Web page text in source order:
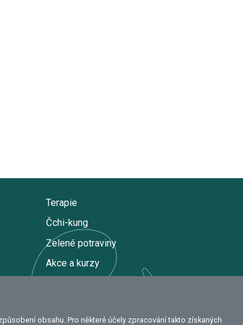
Terapie
Čchi-kung
Zelené potraviny
Akce a kurzy
obsahu. Pro některé účely zpracování takto získaných